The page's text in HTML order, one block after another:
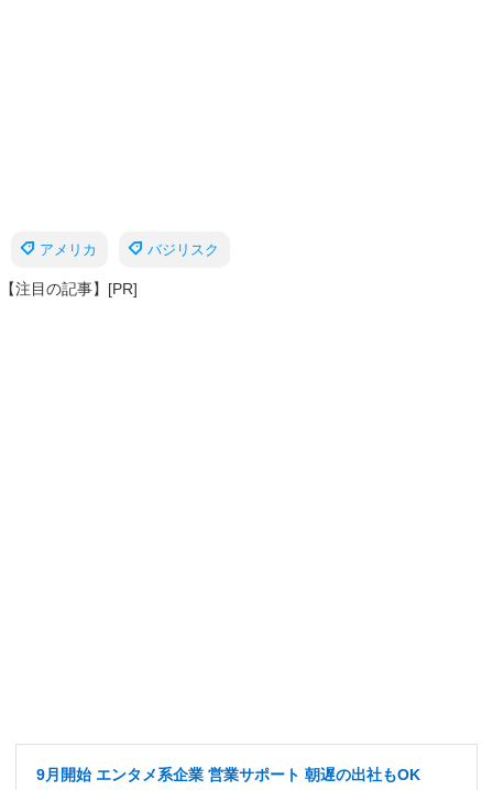
アメリカ バジリスク
【注目の記事】[PR]
9月開始 エンタメ系企業 営業サポート 朝遅の出社もOK